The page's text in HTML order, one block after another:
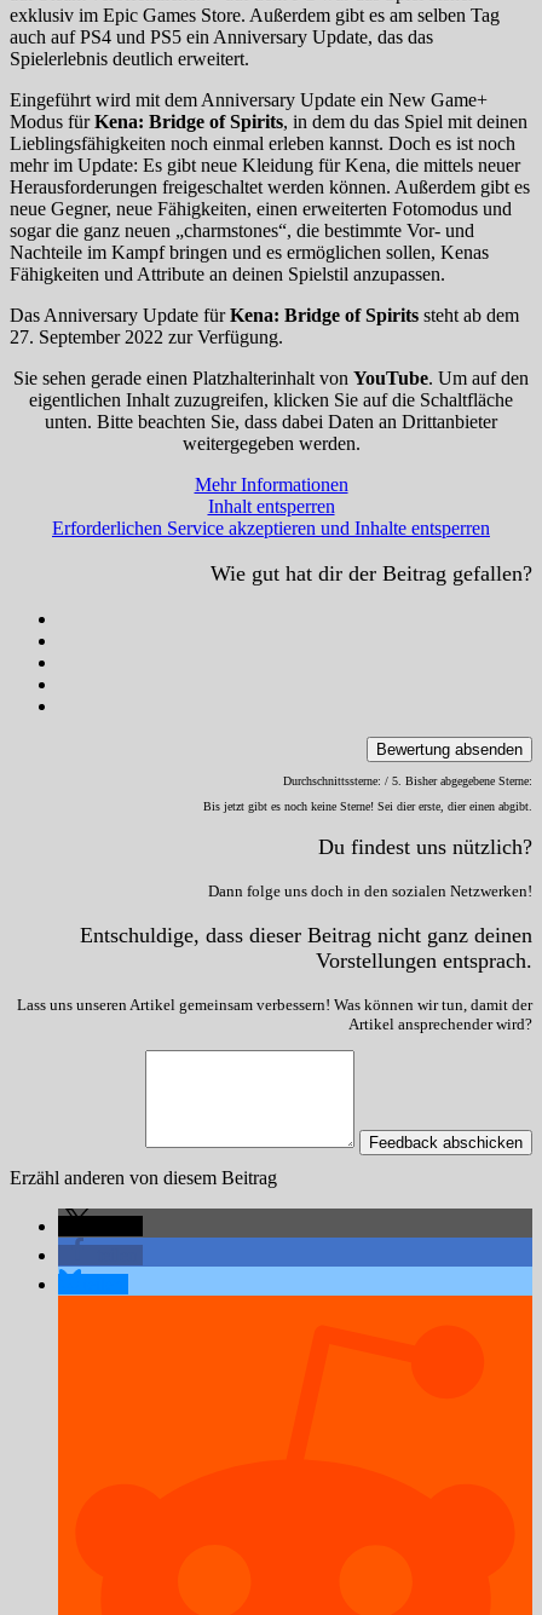
exklusiv im Epic Games Store. Außerdem gibt es am selben Tag
auch auf PS4 und PS5 ein Anniversary Update, das das
Spielerlebnis deutlich erweitert.
Eingeführt wird mit dem Anniversary Update ein New Game+
Modus fürKena: Bridge of Spirits, in dem du das Spiel mit deinen
Lieblingsfähigkeiten noch einmal erleben kannst. Doch es ist noch
mehr im Update: Es gibt neue Kleidung für Kena, die mittels neuer
Herausforderungen freigeschaltet werden können. Außerdem gibt es
neue Gegner, neue Fähigkeiten, einen erweiterten Fotomodus und
sogar die ganz neuen „charmstones“, die bestimmte Vor- und
Nachteile im Kampf bringen und es ermöglichen sollen, Kenas
Fähigkeiten und Attribute an deinen Spielstil anzupassen.
Das Anniversary Update fürKena: Bridge of Spirits steht ab dem
27. September 2022 zur Verfügung.
Sie sehen gerade einen Platzhalterinhalt von YouTube. Um auf den
eigentlichen Inhalt zuzugreifen, klicken Sie auf die Schaltfläche
unten. Bitte beachten Sie, dass dabei Daten an Drittanbieter
weitergegeben werden.
Mehr Informationen
Inhalt entsperren
Erforderlichen Service akzeptieren und Inhalte entsperren
Wie gut hat dir der Beitrag gefallen?
Bewertung absenden
Durchschnittssterne: / 5. Bisher abgegebene Sterne:
Bis jetzt gibt es noch keine Sterne! Sei dier erste, dier einen abgibt.
Du findest uns nützlich?
Dann folge uns doch in den sozialen Netzwerken!
Entschuldige, dass dieser Beitrag nicht ganz deinen
Vorstellungen entsprach.
Lass uns unseren Artikel gemeinsam verbessern! Was können wir tun, damit der
Artikel ansprechender wird?
Feedback abschicken
Erzähl anderen von diesem Beitrag